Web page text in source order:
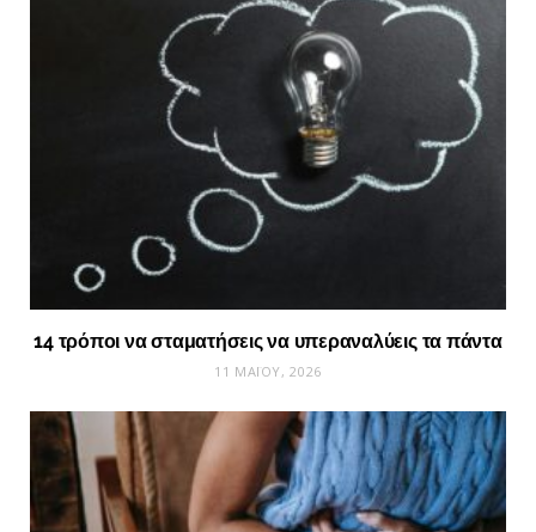
14 τρόποι να σταματήσεις να υπεραναλύεις τα πάντα
11 ΜΑΪ́ΟΥ, 2026